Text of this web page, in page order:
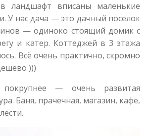
ландшафт вписаны маленькие
У нас дача — это дачный поселок
— одиноко стоящий домик с
и катер. Коттеджей в 3 этажа
Всё очень практично, скромно
)))
— очень развитая
Баня, прачечная, магазин, кафе,